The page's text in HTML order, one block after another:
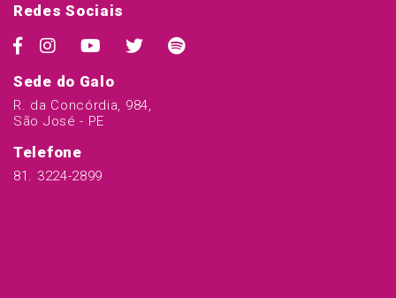
Redes Sociais
Sede do Galo
R. da Concórdia, 984,
São José - PE
Telefone
81. 3224-2899